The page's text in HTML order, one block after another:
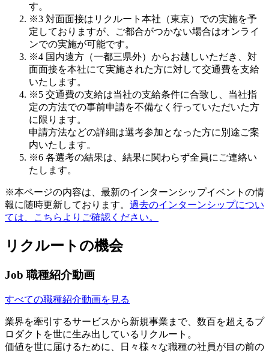
す。
※3 対面面接はリクルート本社（東京）での実施を予
定しておりますが、ご都合がつかない場合はオンライ
ンでの実施が可能です。
※4 国内遠方（一都三県外）からお越しいただき、対
面面接を本社にて実施された方に対して交通費を支給
いたします。
※5 交通費の支給は当社の支給条件に合致し、当社指
定の方法での事前申請を不備なく行っていただいた方
に限ります。
申請方法などの詳細は選考参加となった方に別途ご案
内いたします。
※6 各選考の結果は、結果に関わらず全員にご連絡い
たします。
※本ページの内容は、最新のインターンシップイベントの情
報に随時更新しております。 過去のインターンシップについ
ては、こちらよりご確認ください。
リクルートの機会
Job 職種紹介動画
すべての職種紹介動画を見る
業界を牽引するサービスから新規事業まで、数百を超えるプ
ロダクトを世に生み出しているリクルート。
価値を世に届けるために、日々様々な職種の社員が目の前の